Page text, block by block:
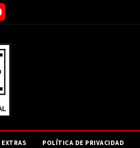
EXTRAS POLÍTICA DE PRIVACIDAD